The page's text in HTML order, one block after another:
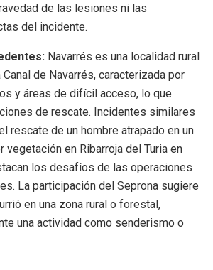
de las lesiones ni las
del incidente.
Navarrés es una localidad rural
de Navarrés, caracterizada por
y áreas de difícil acceso, lo que
de rescate. Incidentes similares
rescate de un hombre atrapado en un
vegetación en Ribarroja del Turia en
los desafíos de las operaciones
La participación del Seprona sugiere
en una zona rural o forestal,
una actividad como senderismo o